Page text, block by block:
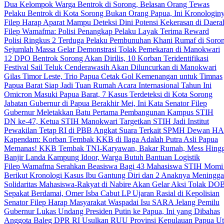
Dua Kelompok Warga Bentrok di Sorong, Belasan Orang Tewas
Pelaku Bentrok di Kota Sorong Bukan Orang Papua, Ini
Filep Harap Aparat Mampu Deteksi Dini Potensi Kekerasan di
Filep Wamafma: Polisi Penangkap Pelaku Layak Terima Reward
Polisi Ringkus 2 Terduga Pelaku Pembunuhan Khani Rumaf di
Sejumlah Massa Gelar Demonstrasi Tolak Pemekaran di Manokwari
12 DPO Bentrok Sorong Akan Dirilis, 10 Korban Teridentifikasi
Festival Sail Teluk Cenderawasih Akan Diluncurkan di Manokwari
Gilas Timor Leste, Trio Papua Cetak Gol Kemenangan untuk Timnas
Papua Barat Siap Jadi Tuan Rumah Acara Internasional Tahun Ini
Omicron Masuki Papua Barat, 7 Kasus Terdeteksi di Kota Sorong
Jabatan Gubernur di Papua Berakhir Mei, Ini Kata Senator Filep
Gubernur Meletakkan Batu Pertama Pembangunan Kampus STIH
DN ke-47, Ketua STIH Manokwari Targetkan STIH Jadi Institut
Pewakilan Tetap RI di PBB Angkat Suara Terkait SPMH Dewan
Kapendam: Korban Tembak KKB di Ilaga Adalah Putra Asli Papua
Memanas! KKB Tembak TNI-Karyawan, Bakar Rumah, Mess
Banjir Landa Kampung Idoor, Warga Butuh Bantuan Logistik
Filep Wamafma Serahkan Beasiswa Bagi 43 Mahasiswa STIH Momi
Berikut Kronologi Kasus Ibu Gantung Diri dan 2 Anaknya
Solidaritas Mahasiswa-Rakyat di Nabire Akan Gelar Aksi Tolak
Sepakat Berdamai, Omer Isba Cabut LP Ujaran Rasial di Kepolisian
Senator Filep Harap Masyarakat Waspadai Isu SARA Jelang Pemilu
Gubernur Lukas Undang Presiden Putin ke Papua, Ini yang Dibahas
Anggota Baleg DPR RI Usulkan RUU Provinsi Kepulauan Papua